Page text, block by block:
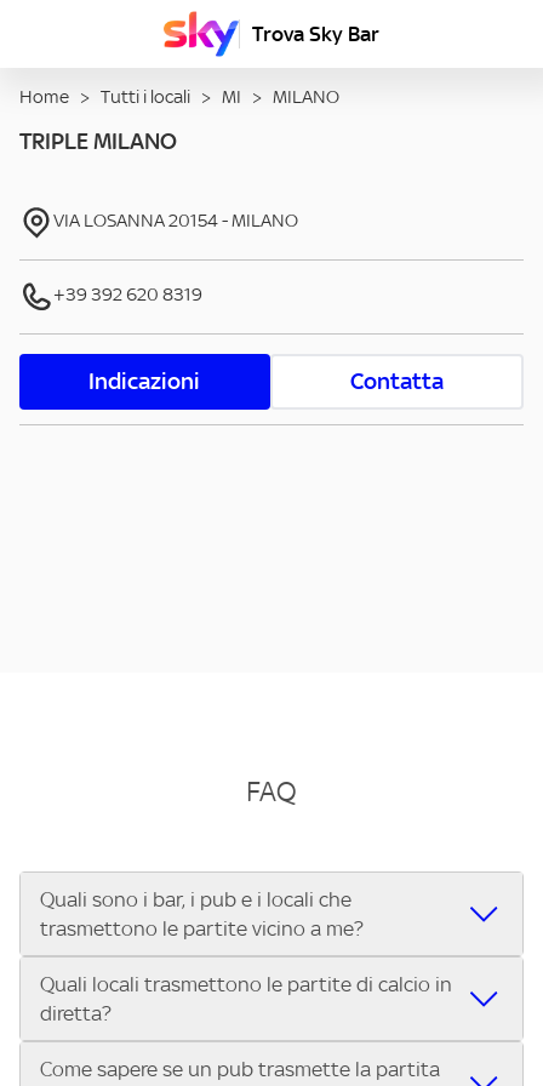
Trova Sky Bar
Home > Tutti i locali > MI > MILANO
TRIPLE MILANO
VIA LOSANNA20154-MILANO
+39 392 620 8319
Indicazioni Contatta
FAQ
Quali sono i bar, i pub e i locali che
trasmettono le partite vicino a me?
Se cerchi un bar, pub, ristorante o locale vicino a te per
vedere le partite di Serie A ENILIVE, la Serie C Sky Wifi, la
UEFA Champions League, la UEFA Europa League, la UEFA
Conference League, il Tennis, la Formula 1®, la MotoGP™ e
Quali locali trasmettono le partite di calcio in
diretta?
Vuoi sapere quali bar, pub o ristoranti mostrano le partite
Come sapere se un pub trasmette la partita